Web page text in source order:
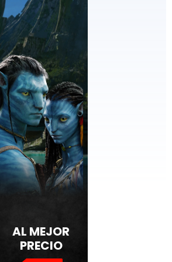
AL MEJOR
PRECIO